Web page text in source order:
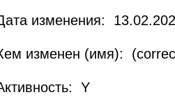
изменения:
изменен (имя):
Y